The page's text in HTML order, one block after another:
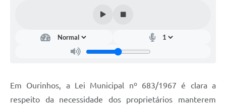
Em Ourinhos, a Lei Municipal nº 683/1967 é clara a
respeito da necessidade dos proprietários manterem